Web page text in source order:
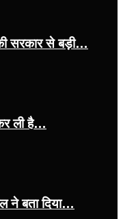
सरकार से बड़ी…
ली है…
ने बता दिया…